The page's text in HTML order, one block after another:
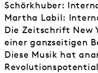
Schörkhuber:
Martha Labil:
Die Zeitschrift New
einer ganzseitigen
Diese Musik hat